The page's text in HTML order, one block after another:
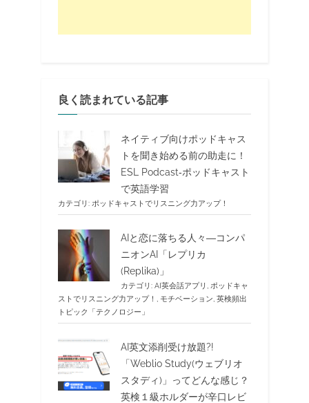
良く読まれている記事
ネイティブ向けポッドキャス
トを聞き始める前の助走に！
ESL Podcast‐ポッドキャスト
で英語学習
カテゴリ: ポッドキャストでリスニング力アップ！
AIと恋に落ちる人々―コンパ
ニオンAI「レプリカ
(Replika)」
カテゴリ: AI英会話アプリ , ポッドキャ
ストでリスニング力アップ！ , モチベーション, 英検頻出
トピック「テクノロジー」
AI英文添削受け放題?!
「Weblio Study(ウェブリオ
スタディ)」ってどんな感じ？
英検１級ホルダーが辛口レビ